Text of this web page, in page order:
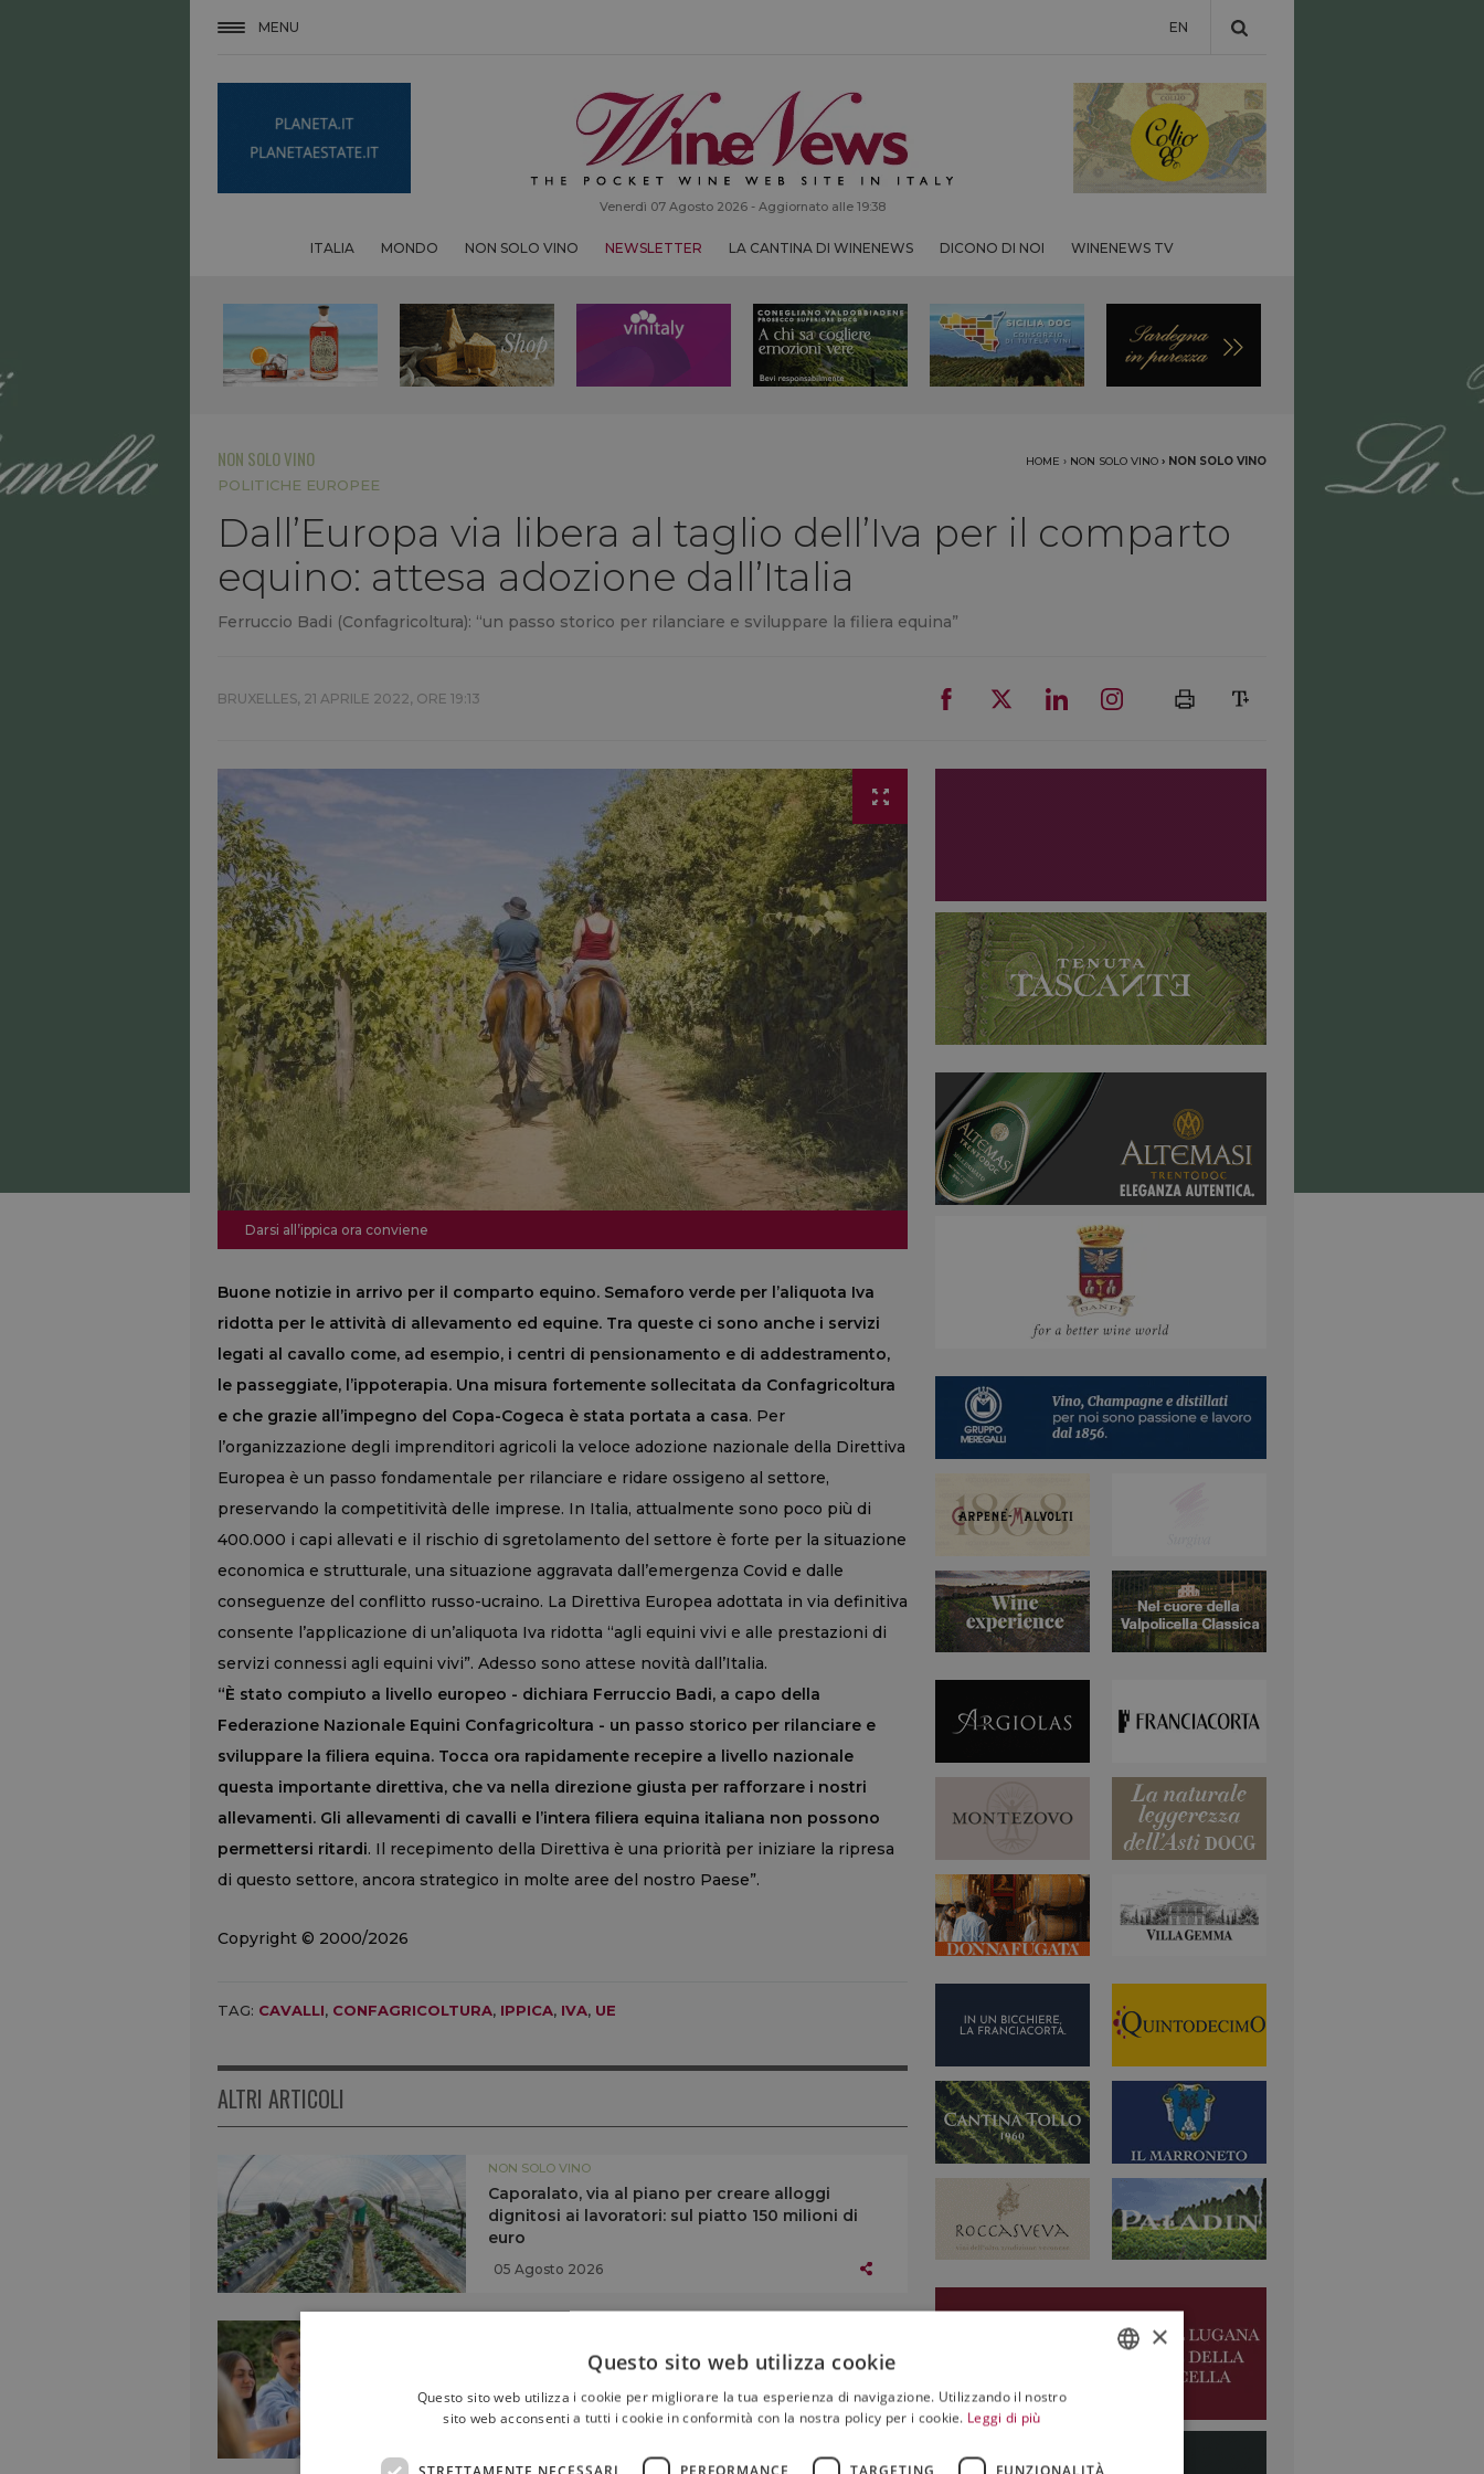
MENU EN
Venerdì 07 Agosto 2026 - Aggiornato alle 19:38
ITALIA MONDO NON SOLO VINO NEWSLETTER LA CANTINA DI WINENEWS DICONO DI NOI WINENEWS TV
NON SOLO VINO HOME › NON SOLO VINO › NON SOLO VINO
POLITICHE EUROPEE
Dall’Europa via libera al taglio dell’Iva per il comparto
equino: attesa adozione dall’Italia
Ferruccio Badi (Confagricoltura): “un passo storico per rilanciare e sviluppare la filiera equina”
BRUXELLES, 21 APRILE 2022, ORE 19:13
Darsi all’ippica ora conviene
Buone notizie in arrivo per il comparto equino. Semaforo verde per l’aliquota Iva
ridotta per le attività di allevamento ed equine. Tra queste ci sono anche i servizi
legati al cavallo come, ad esempio, i centri di pensionamento e di addestramento,
le passeggiate, l’ippoterapia. Una misura fortemente sollecitata da Confagricoltura
e che grazie all’impegno del Copa-Cogeca è stata portata a casa. Per
l’organizzazione degli imprenditori agricoli la veloce adozione nazionale della Direttiva
Europea è un passo fondamentale per rilanciare e ridare ossigeno al settore,
preservando la competitività delle imprese. In Italia, attualmente sono poco più di
400.000 i capi allevati e il rischio di sgretolamento del settore è forte per la situazione
economica e strutturale, una situazione aggravata dall’emergenza Covid e dalle
conseguenze del conflitto russo-ucraino. La Direttiva Europea adottata in via definitiva
consente l’applicazione di un’aliquota Iva ridotta “agli equini vivi e alle prestazioni di
servizi connessi agli equini vivi”. Adesso sono attese novità dall’Italia.
“È stato compiuto a livello europeo - dichiara Ferruccio Badi, a capo della
Federazione Nazionale Equini Confagricoltura - un passo storico per rilanciare e
sviluppare la filiera equina. Tocca ora rapidamente recepire a livello nazionale
questa importante direttiva, che va nella direzione giusta per rafforzare i nostri
allevamenti. Gli allevamenti di cavalli e l’intera filiera equina italiana non possono
permettersi ritardi. Il recepimento della Direttiva è una priorità per iniziare la ripresa
di questo settore, ancora strategico in molte aree del nostro Paese”.
Copyright © 2000/2026
TAG: CAVALLI, CONFAGRICOLTURA, IPPICA, IVA, UE
ALTRI ARTICOLI
NON SOLO VINO
Caporalato, via al piano per creare alloggi
dignitosi ai lavoratori: sul piatto 150 milioni di
euro
05 Agosto 2026
Caldo record e fuga dalle città: l’estate premia
×
Questo sito web utilizza cookie
Questo sito web utilizza i cookie per migliorare la tua esperienza di navigazione. Utilizzando il nostro
sito web acconsenti a tutti i cookie in conformità con la nostra policy per i cookie. Leggi di più
STRETTAMENTE NECESSARI PERFORMANCE TARGETING FUNZIONALITÀ